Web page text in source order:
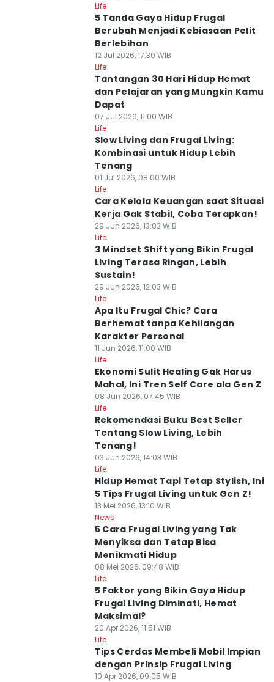
Life
5 Tanda Gaya Hidup Frugal
Berubah Menjadi Kebiasaan Pelit
Berlebihan
12 Jul 2026, 17:30 WIB
Life
Tantangan 30 Hari Hidup Hemat
dan Pelajaran yang Mungkin Kamu
Dapat
07 Jul 2026, 11:00 WIB
Life
Slow Living dan Frugal Living:
Kombinasi untuk Hidup Lebih
Tenang
01 Jul 2026, 08:00 WIB
Life
Cara Kelola Keuangan saat Situasi
Kerja Gak Stabil, Coba Terapkan!
29 Jun 2026, 13:03 WIB
Life
3 Mindset Shift yang Bikin Frugal
Living Terasa Ringan, Lebih
Sustain!
29 Jun 2026, 12:03 WIB
Life
Apa Itu Frugal Chic? Cara
Berhemat tanpa Kehilangan
Karakter Personal
11 Jun 2026, 11:00 WIB
Life
Ekonomi Sulit Healing Gak Harus
Mahal, Ini Tren Self Care ala Gen Z
08 Jun 2026, 07:45 WIB
Life
Rekomendasi Buku Best Seller
Tentang Slow Living, Lebih
Tenang!
03 Jun 2026, 14:03 WIB
Life
Hidup Hemat Tapi Tetap Stylish, Ini
5 Tips Frugal Living untuk Gen Z!
13 Mei 2026, 13:10 WIB
News
5 Cara Frugal Living yang Tak
Menyiksa dan Tetap Bisa
Menikmati Hidup
08 Mei 2026, 09:48 WIB
Life
5 Faktor yang Bikin Gaya Hidup
Frugal Living Diminati, Hemat
Maksimal?
20 Apr 2026, 11:51 WIB
Life
Tips Cerdas Membeli Mobil Impian
dengan Prinsip Frugal Living
10 Apr 2026, 09:05 WIB